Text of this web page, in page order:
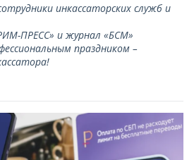
инкассаторских служб и
ПРЕСС» и журнал «БСМ»
праздником –